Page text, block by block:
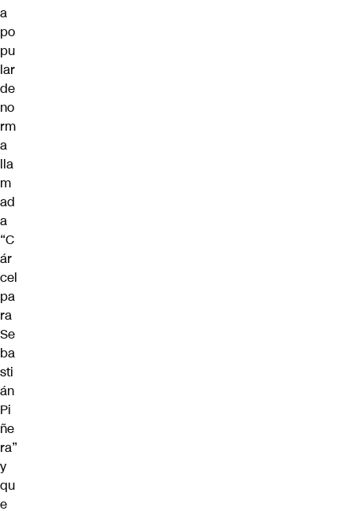
a
po
pu
lar
de
no
rm
a
lla
m
ad
a
“C
ár
cel
pa
ra
Se
ba
sti
án
Pi
ñe
ra”
y
qu
e